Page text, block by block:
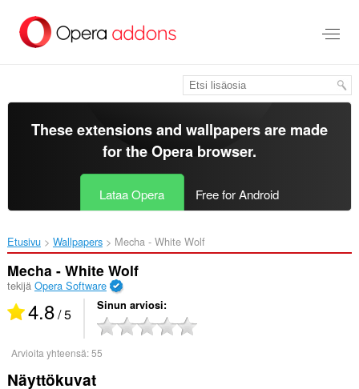
pääsisältöön
These extensions and wallpapers are made
for theOpera browser.
Lataa Opera Free for Android
Etusivu Wallpapers Mecha - White Wolf‎
Mecha - White Wolf
tekijä Opera Software
4.8/ 5 Sinun arviosi
Arvioita yhteensä:55
Näyttökuvat